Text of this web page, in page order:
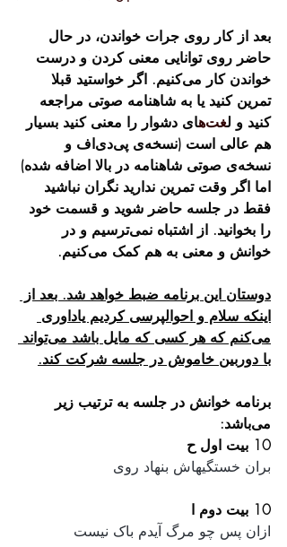
بعد از کار روی جرات خواندن، در حال
حاضر روی توانایی معنی کردن و درست
خواندن کار می‌کنیم. اگر خواستید قبلا
تمرین کنید یا به شاهنامه صوتی مراجعه
کنید و لغت‌ه ای دشوار را معنی کنید بسیار
هم عالی است (نسخه‌ی پی‌دی‌اف و
نسخه‌ی صوتی شاهنامه در بالا اضافه شده)
اما اگر وقت تمرین ندارید نگران نباشید
فقط در جلسه حاضر شوید و قسمت خود
را بخوانید. از اشتباه نمی‌ترسیم و در
خوانش و معنی به هم کمک می‌کنیم.
دوستان این برنامه ضبط خواهد شد. بعد از
اینکه سلام و احوالپرسی کردیم یاداوری
می‌کنم که هر کسی که مایل باشد می‌تواند
با دوربین خاموش در جلسه شرکت کند.
برنامه خوانش در جلسه به ترتیب زیر
می‌باشد:
10 بیت اول ح
بران خستگیهاش بنهاد روی
10 بیت دوم ا
ازان پس چو مرگ آیدم باک نیست